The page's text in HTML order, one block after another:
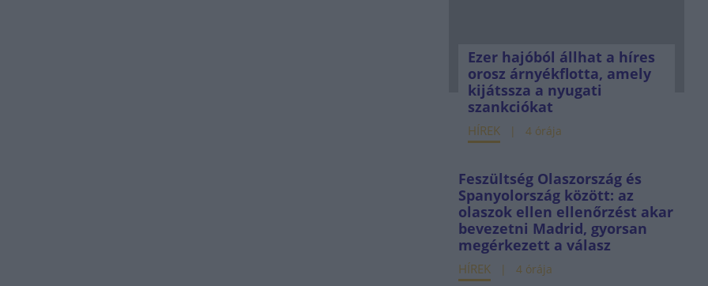
Ezer hajóból állhat a híres
orosz árnyékflotta, amely
kijátssza a nyugati
szankciókat
HÍREK 4 órája
Feszültség Olaszország és
Spanyolország között: az
olaszok ellen ellenőrzést akar
bevezetni Madrid, gyorsan
megérkezett a válasz
HÍREK 4 órája